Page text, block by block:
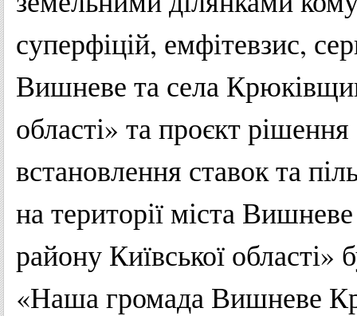
суперфіцій, емфітевзис,
Вишневе та села
області» та проєкт
встановлення ставок та
на території міста
району Київської області»
«Наша громада Вишневе